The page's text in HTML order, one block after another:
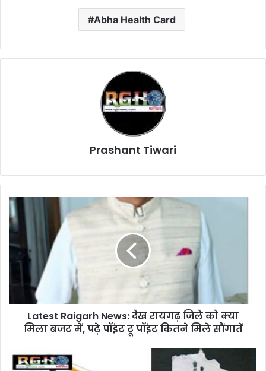
Abha Health Card
Prashant Tiwari
Latest
Raigarh
News:
रायगढ़
जिले
मिला
Latest Raigarh News: देख रायगढ़ जिले को क्या
मिला बजट में, पढ़े पॉइंट टू पॉइंट कितने मिले सौंगातें
Aadhar
Card